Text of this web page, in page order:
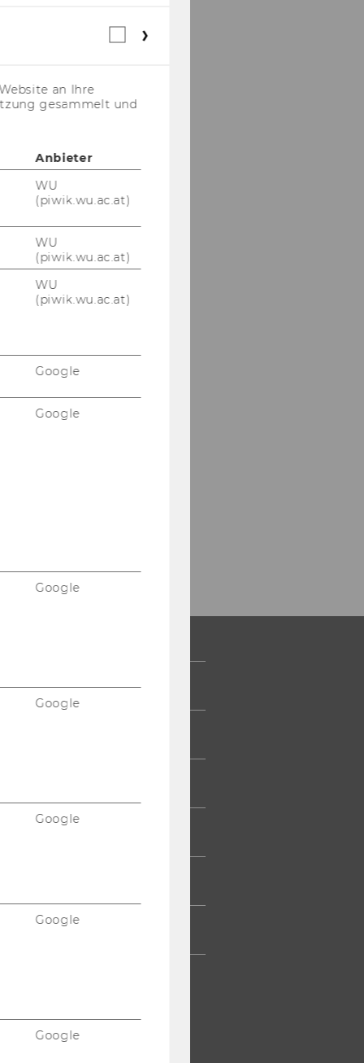
COMMUNITY
Webstatistik
an Ihre
gesammelt und
Anbieter
WU
(piwik.wu.ac.at)
WU
(piwik.wu.ac.at)
WU
(piwik.wu.ac.at)
Google
Google
Google
Google
Google
Google
Google